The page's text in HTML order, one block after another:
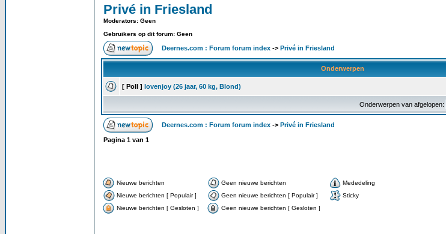
Privé in Friesland
Moderators: Geen
Gebruikers op dit forum: Geen
Deernes.com : Forum forum index -> Privé in Friesland
Onderwerpen
[ Poll ] lovenjoy (26 jaar, 60 kg, Blond)
Onderwerpen van afgelopen:
Deernes.com : Forum forum index -> Privé in Friesland
Pagina 1 van 1
Nieuwe berichten Geen nieuwe berichten
Mededeling
Nieuwe berichten [ Populair ]
Geen nieuwe berichten [ Populair ]
Sticky
Nieuwe berichten [ Gesloten ]
Geen nieuwe berichten [ Gesloten ]